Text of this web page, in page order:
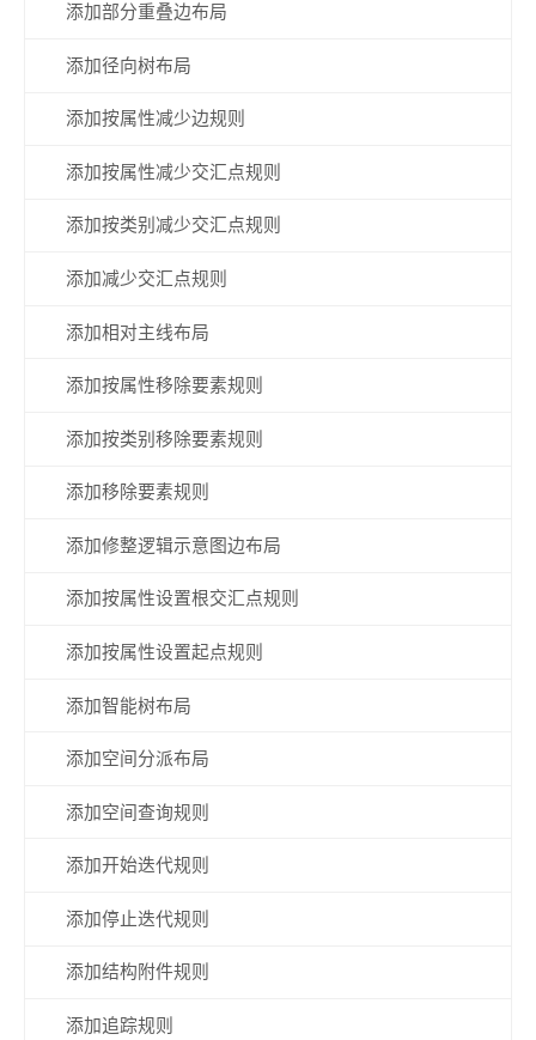
添加部分重叠边布局
添加径向树布局
添加按属性减少边规则
添加按属性减少交汇点规则
添加按类别减少交汇点规则
添加减少交汇点规则
添加相对主线布局
添加按属性移除要素规则
添加按类别移除要素规则
添加移除要素规则
添加修整逻辑示意图边布局
添加按属性设置根交汇点规则
添加按属性设置起点规则
添加智能树布局
添加空间分派布局
添加空间查询规则
添加开始迭代规则
添加停止迭代规则
添加结构附件规则
添加追踪规则